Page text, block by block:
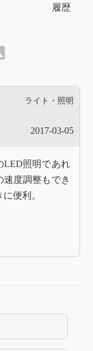
履歴
ライト・照明
2017-03-05
LED照明であれ
速度調整もでき
便利。